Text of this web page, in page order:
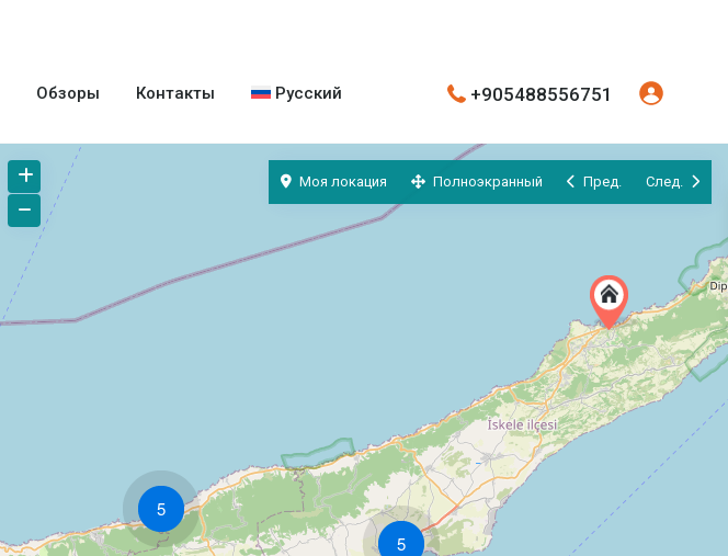
Обзоры Контакты Русский +905488556751
5
5
Моя локация Полноэкранный Пред. След.